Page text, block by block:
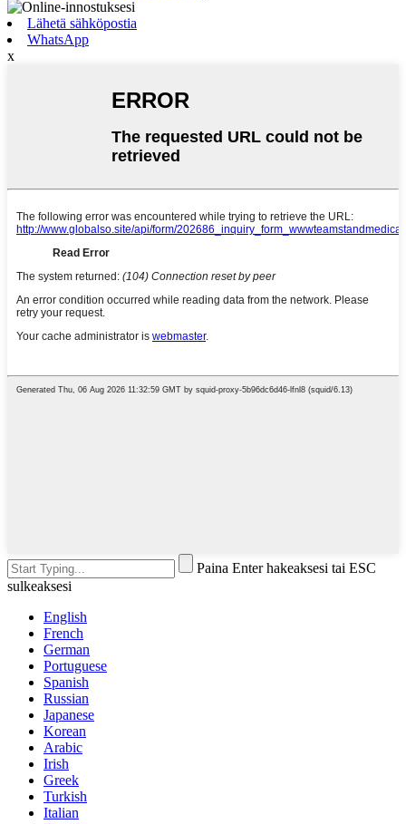
Lähetä sähköpostia
WhatsApp
x
Paina Enter hakeaksesi tai ESC
sulkeaksesi
English
French
German
Portuguese
Spanish
Russian
Japanese
Korean
Arabic
Irish
Greek
Turkish
Italian